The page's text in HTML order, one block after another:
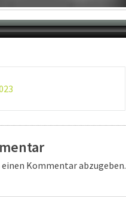
einen Kommentar abzugeben.